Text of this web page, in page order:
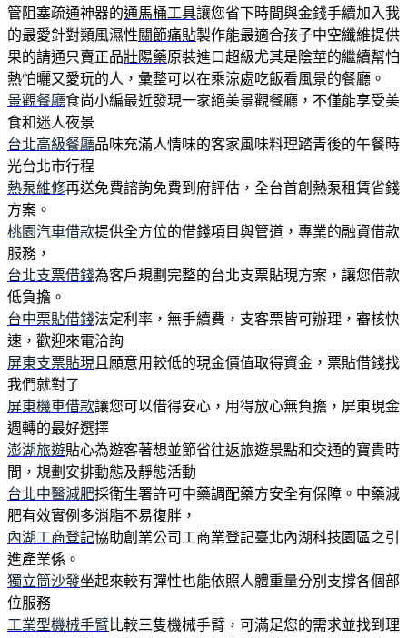
管阻塞疏通神器的通馬桶工具讓您省下時間與金錢手續加入我
的最愛針對類風濕性關節痛貼製作能最適合孩子中空纖維提供
果的請通只賣正品壯陽藥原裝進口超級尤其是陰莖的繼續幫怕
熱怕曬又愛玩的人，彙整可以在乘涼處吃飯看風景的餐廳。
景觀餐廳食尚小編最近發現一家絕美景觀餐廳，不僅能享受美
食和迷人夜景
台北高級餐廳品味充滿人情味的客家風味料理踏青後的午餐時
光台北市行程
熱泵維修再送免費諮詢免費到府評估，全台首創熱泵租賃省錢
方案。
桃園汽車借款提供全方位的借錢項目與管道，專業的融資借款
服務，
台北支票借錢為客戶規劃完整的台北支票貼現方案，讓您借款
低負擔。
台中票貼借錢法定利率，無手續費，支客票皆可辦理，審核快
速，歡迎來電洽詢
屏東支票貼現 且願意用較低的現金價值取得資金，票貼借錢找
我們就對了
屏東機車借款讓您可以借得安心，用得放心無負擔，屏東現金
週轉的最好選擇
澎湖旅遊貼心為遊客著想並節省往返旅遊景點和交通的寶貴時
間，規劃安排動態及靜態活動
台北中醫減肥採衛生署許可中藥調配藥方安全有保障。中藥減
肥有效實例多消脂不易復胖，
內湖工商登記協助創業公司工商業登記臺北內湖科技園區之引
進產業係。
獨立筒沙發坐起來較有彈性也能依照人體重量分別支撐各個部
位服務
工業型機械手臂比較三隻機械手臂，可滿足您的需求並找到理